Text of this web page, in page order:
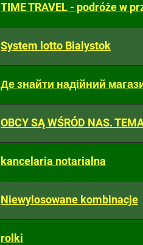
TIME TRAVEL - podróże w
System lotto Bialystok
Де знайти надійний
OBCY SĄ WŚRÓD NAS.
kancelaria notarialna
Niewylosowane kombinacje
rolki